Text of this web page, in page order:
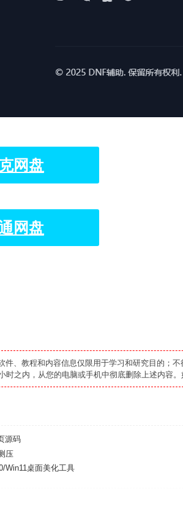
网盘
网盘
件、教程和内容信息仅限用于学习和研究目的；
时之内，从您的电脑或手机中彻底删除上述内容
源码
压
Win11桌面美化工具